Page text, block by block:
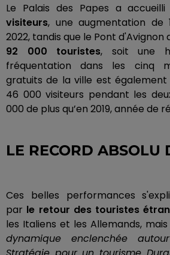
Le Palais des Papes a accueilli
visiteurs, une augmentation de
2022, tandis que le Pont
92 000 touristes, soit une
fréquentation dans les cinq
gratuits de la ville est
46 000 visiteurs pendant les
000 de plus qu’en 2019, année de
LE RECORD ABSOLU
Ces belles performances
par le retour des touristes
les Italiens et les Allemands,
dynamique enclenchée